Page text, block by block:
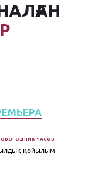
часов
қойылым